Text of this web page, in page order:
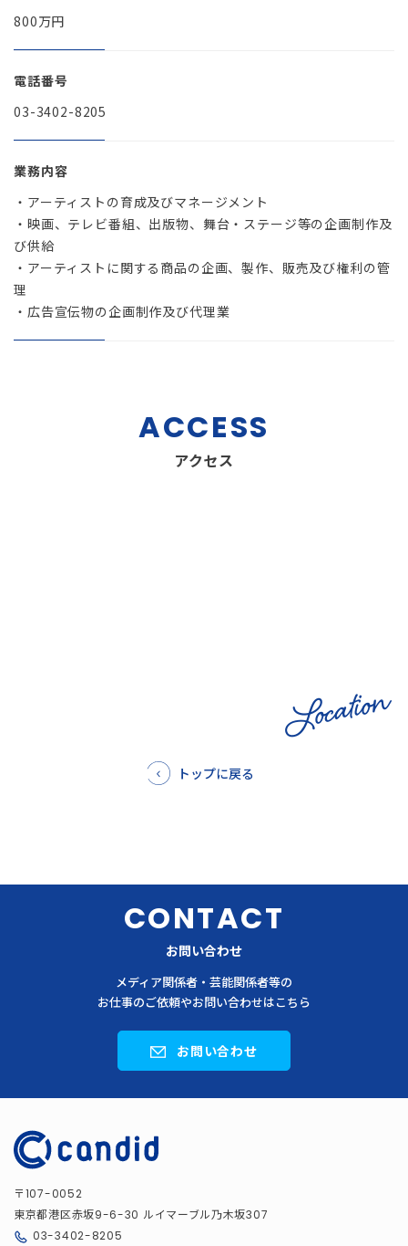
800万円
電話番号
03-3402-8205
業務内容
・アーティストの育成及びマネージメント
・映画、テレビ番組、出版物、舞台・ステージ等の企画制作及
び供給
・アーティストに関する商品の企画、製作、販売及び権利の管
理
・広告宣伝物の企画制作及び代理業
Location
ACCESS
アクセス
トップに戻る
CONTACT
お問い合わせ
メディア関係者・芸能関係者等の
お仕事のご依頼やお問い合わせはこちら
お問い合わせ
〒107-0052
東京都港区赤坂9-6-30 ルイマーブル乃木坂307
03-3402-8205